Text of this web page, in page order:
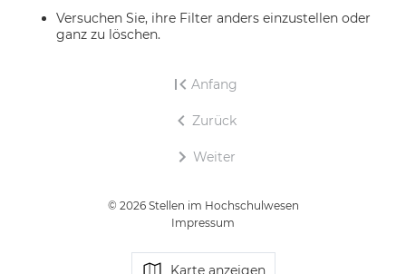
Versuchen Sie, ihre Filter anders einzustellen oder
ganz zu löschen.
Anfang
Zurück
Weiter
© 2026 Stellen im Hochschulwesen
Impressum
Karte anzeigen